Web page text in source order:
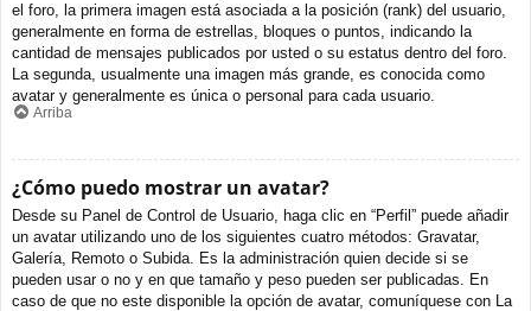
el foro, la primera imagen está asociada a la posición (rank) del usuario,
generalmente en forma de estrellas, bloques o puntos, indicando la
cantidad de mensajes publicados por usted o su estatus dentro del foro.
La segunda, usualmente una imagen más grande, es conocida como
avatar y generalmente es única o personal para cada usuario.
Arriba
¿Cómo puedo mostrar un avatar?
Desde su Panel de Control de Usuario, haga clic en “Perfil” puede añadir
un avatar utilizando uno de los siguientes cuatro métodos: Gravatar,
Galería, Remoto o Subida. Es la administración quien decide si se
pueden usar o no y en que tamaño y peso pueden ser publicadas. En
caso de que no este disponible la opción de avatar, comuníquese con La